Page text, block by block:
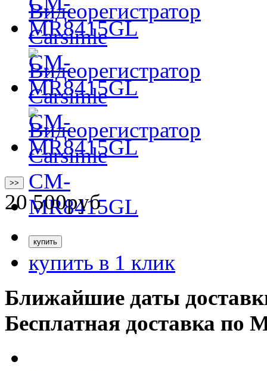
>>
20 500руб
купить в 1 клик
Ближайшие даты
Бесплатная доставка по